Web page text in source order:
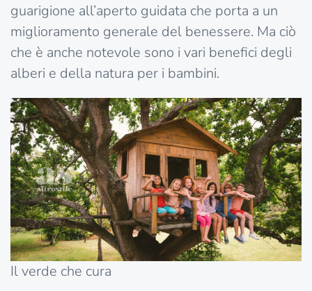
guarigione all’aperto guidata che porta a un
miglioramento generale del benessere. Ma ciò
che è anche notevole sono i vari benefici degli
alberi e della natura per i bambini.
Il verde che cura